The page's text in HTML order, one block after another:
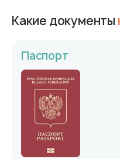
Какие документы
Паспорт